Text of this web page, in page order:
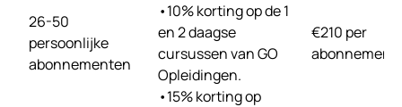
26-50
persoonlijke
abonnementen
•10% korting op de 1
en 2 daagse
cursussen van GO
Opleidingen.
•15% korting op
€210 per
abonnement